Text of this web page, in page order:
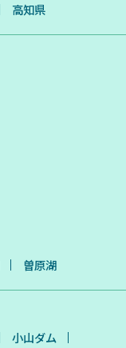
高知県
曽原湖
小山ダム